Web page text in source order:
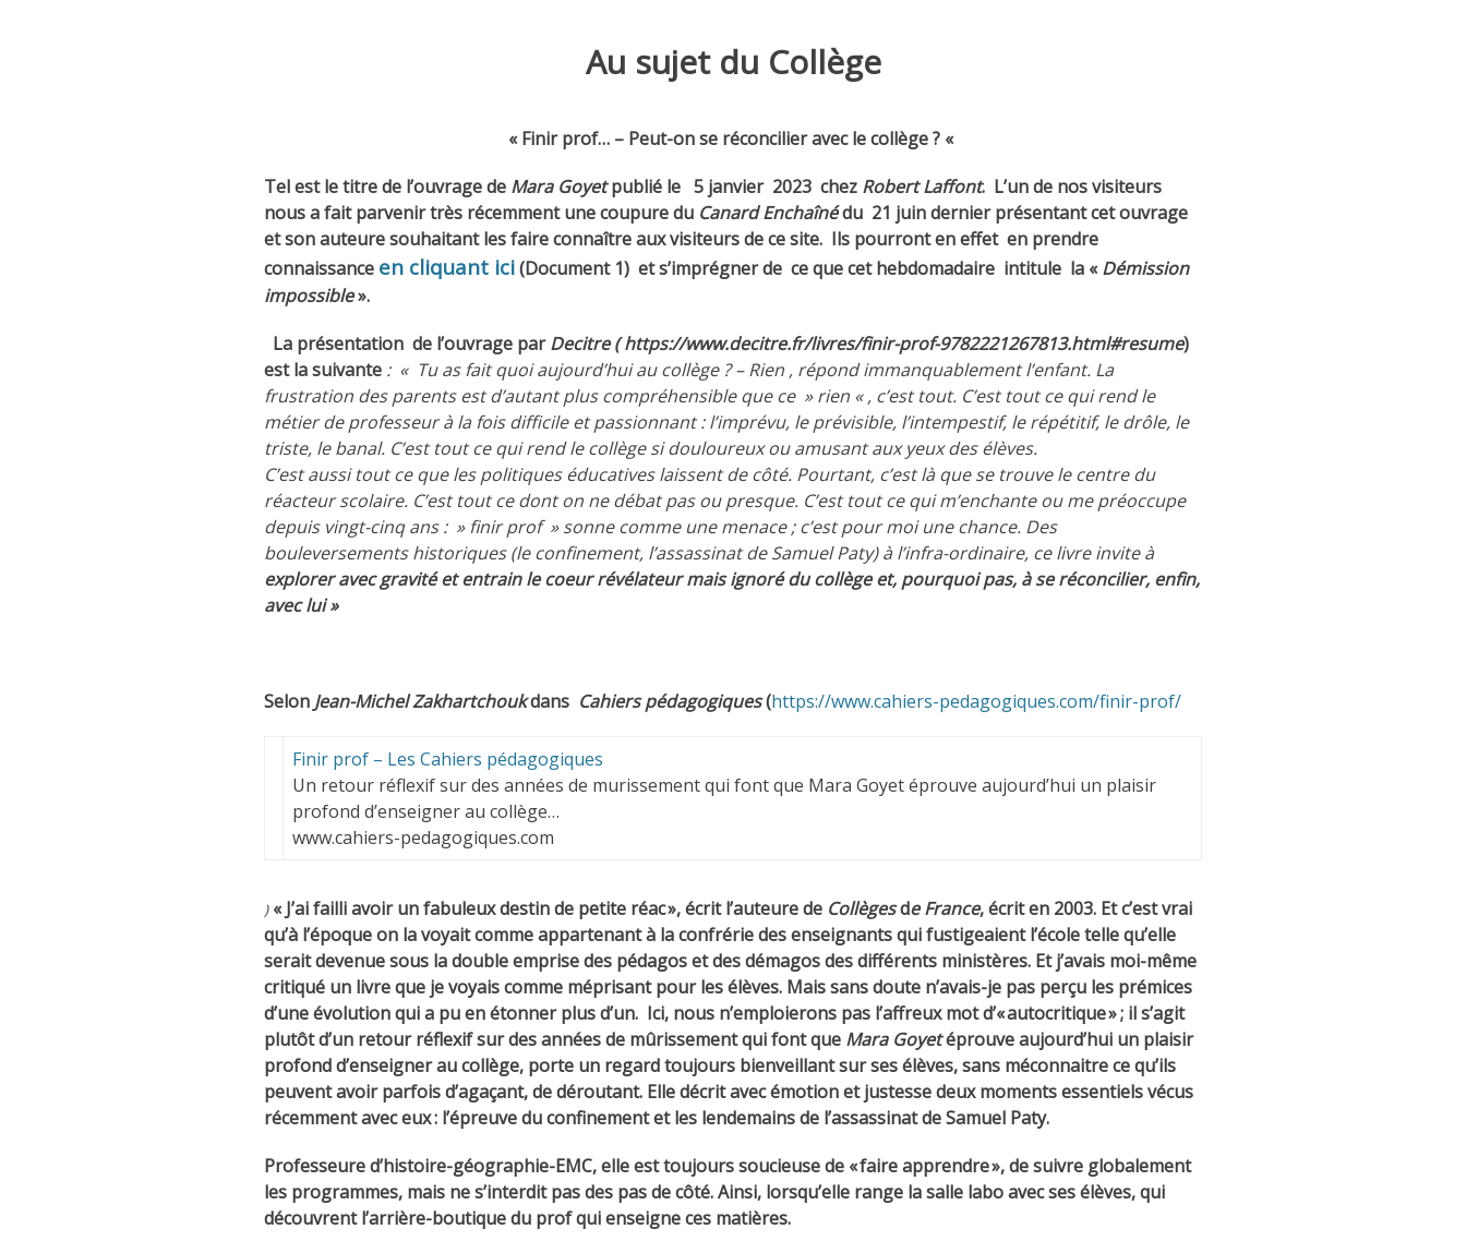
Au sujet du Collège
« Finir prof… – Peut-on se réconcilier avec le collège ? «
Tel est le titre de l’ouvrage de Mara Goyetpublié le 5 janvier 2023 chez Robert Laffont. L’un de nos visiteurs
nous a fait parvenir très récemment une coupure du Canard Enchaînédu 21 juin dernier présentant cet ouvrage
et son auteure souhaitant les faire connaître aux visiteurs de ce site. Ils pourront en effet en prendre
connaissance en cliquant ici(Document 1) et s’imprégner de ce que cet hebdomadaire intitule la «Démission
impossible».
La présentation de l’ouvrage parDecitre ( https://www.decitre.fr/livres/finir-prof-9782221267813.html#resume)
est la suivante : « Tu as fait quoi aujourd’hui au collège ? – Rien , répond immanquablement l’enfant. La
frustration des parents est d’autant plus compréhensible que ce » rien « , c’est tout. C’est tout ce qui rend le
métier de professeur à la fois difficile et passionnant : l’imprévu, le prévisible, l’intempestif, le répétitif, le drôle, le
triste, le banal. C’est tout ce qui rend le collège si douloureux ou amusant aux yeux des élèves.
C’est aussi tout ce que les politiques éducatives laissent de côté. Pourtant, c’est là que se trouve le centre du
réacteur scolaire. C’est tout ce dont on ne débat pas ou presque. C’est tout ce qui m’enchante ou me préoccupe
depuis vingt-cinq ans : » finir prof » sonne comme une menace ; c’est pour moi une chance. Des
bouleversements historiques (le confinement, l’assassinat de Samuel Paty) à l’infra-ordinaire, ce livre invite à
explorer avec gravité et entrain le coeur révélateur mais ignoré du collège et, pourquoi pas, à se réconcilier, enfin,
avec lui »
Selon Jean-Michel Zakhartchoukdans Cahiers pédagogiques(https://www.cahiers-pedagogiques.com/finir-prof/
Finir prof – Les Cahiers pédagogiques
Un retour réflexif sur des années de murissement qui font que Mara Goyet éprouve aujourd’hui un plaisir
profond d’enseigner au collège…
www.cahiers-pedagogiques.com
) «J’ai failli avoir un fabuleux destin de petite réac »,écrit l’auteure de Collègesde France, écrit en 2003. Et c’est vrai
qu’à l’époque on la voyait comme appartenant à la confrérie des enseignants qui fustigeaient l’école telle qu’elle
serait devenue sous la double emprise des pédagos et des démagos des différents ministères. Et j’avais moi-même
critiqué un livre que je voyais comme méprisant pour les élèves. Mais sans doute n’avais-je pas perçu les prémices
d’une évolution qui a pu en étonner plus d’un. Ici, nous n’emploierons pas l’affreux mot d’« autocritique » ; il s’agit
plutôt d’un retour réflexif sur des années de mûrissement qui font que Mara Goyetéprouve aujourd’hui un plaisir
profond d’enseigner au collège, porte un regard toujours bienveillant sur ses élèves, sans méconnaitre ce qu’ils
peuvent avoir parfois d’agaçant, de déroutant. Elle décrit avec émotion et justesse deux moments essentiels vécus
récemment avec eux : l’épreuve du confinement et les lendemains de l’assassinat de Samuel Paty.
Professeure d’histoire-géographie-EMC, elle est toujours soucieuse de « faire apprendre », de suivre globalement
les programmes, mais ne s’interdit pas des pas de côté. Ainsi, lorsqu’elle range la salle labo avec ses élèves, qui
découvrent l’arrière-boutique du prof qui enseigne ces matières.